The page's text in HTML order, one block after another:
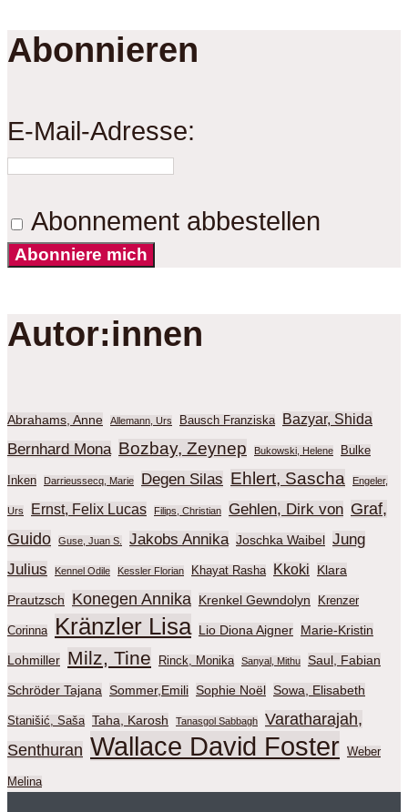
Abonnieren
E-Mail-Adresse:
Abonnement abbestellen
Abonniere mich
Autor:innen
Abrahams, Anne Allemann, Urs Bausch Franziska Bazyar, Shida
Bernhard Mona Bozbay, Zeynep Bukowski, Helene Bulke
Inken Darrieussecq, Marie Degen Silas Ehlert, Sascha Engeler,
Urs Ernst, Felix Lucas Filips, Christian Gehlen, Dirk von Graf,
Guido
Guse, Juan S. Jakobs Annika Joschka Waibel Jung
Julius
Kennel Odile Kessler Florian Khayat Rasha Kkoki Klara
Prautzsch Konegen Annika Krenkel Gewndolyn Krenzer
Corinna Kränzler Lisa Lio Diona Aigner Marie-Kristin
Lohmiller Milz, Tine Rinck, Monika Sanyal, Mithu Saul, Fabian
Schröder Tajana Sommer,Emili Sophie Noël Sowa, Elisabeth
Stanišić, Saša Taha, Karosh Tanasgol Sabbagh
Varatharajah,
Senthuran Wallace David Foster Weber
Melina